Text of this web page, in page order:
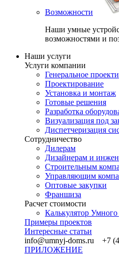
Возможности
Наши умные
возможностями и
Наши услуги
Услуги компании
Генеральное
Проектирование
Установка и монтаж
Готовые решения
Разработка
Визуализация под
Диспетчеризация
Сотрудничество
Дилерам
Дизайнерам и
Строительным
Управляющим
Оптовые закупки
Франшиза
Раcчет стоимости
Калькулятор
Примеры проектов
Интересные статьи
info@umnyj-doms.ru +7
ПРИЛОЖЕНИЕ